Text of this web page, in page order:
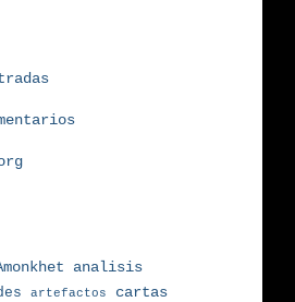
analisis
artefactos cartas